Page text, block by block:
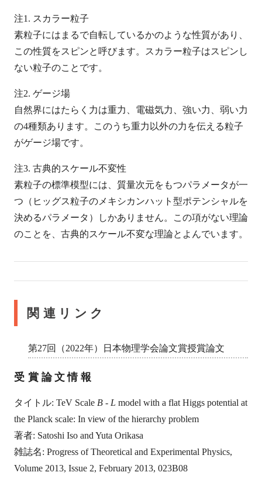
注1. スカラー粒子
素粒子にはまるで自転しているかのような性質があり、
この性質をスピンと呼びます。スカラー粒子はスピンし
ない粒子のことです。
注2. ゲージ場
自然界にはたらく力は重力、電磁気力、強い力、弱い力
の4種類あります。このうち重力以外の力を伝える粒子
がゲージ場です。
注3. 古典的スケール不変性
素粒子の標準模型には、質量次元をもつパラメータが一
つ（ヒッグス粒子のメキシカンハット型ポテンシャルを
決めるパラメータ）しかありません。この項がない理論
のことを、古典的スケール不変な理論とよんでいます。
関連リンク
第27回（2022年）日本物理学会論文賞授賞論文
受賞論文情報
タイトル: TeV Scale B - L model with a flat Higgs potential at
the Planck scale: In view of the hierarchy problem
著者: Satoshi Iso and Yuta Orikasa
雑誌名: Progress of Theoretical and Experimental Physics,
Volume 2013, Issue 2, February 2013, 023B08